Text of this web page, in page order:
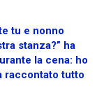
tu e nonno
stanza?” ha
la cena: ho
raccontato tutto